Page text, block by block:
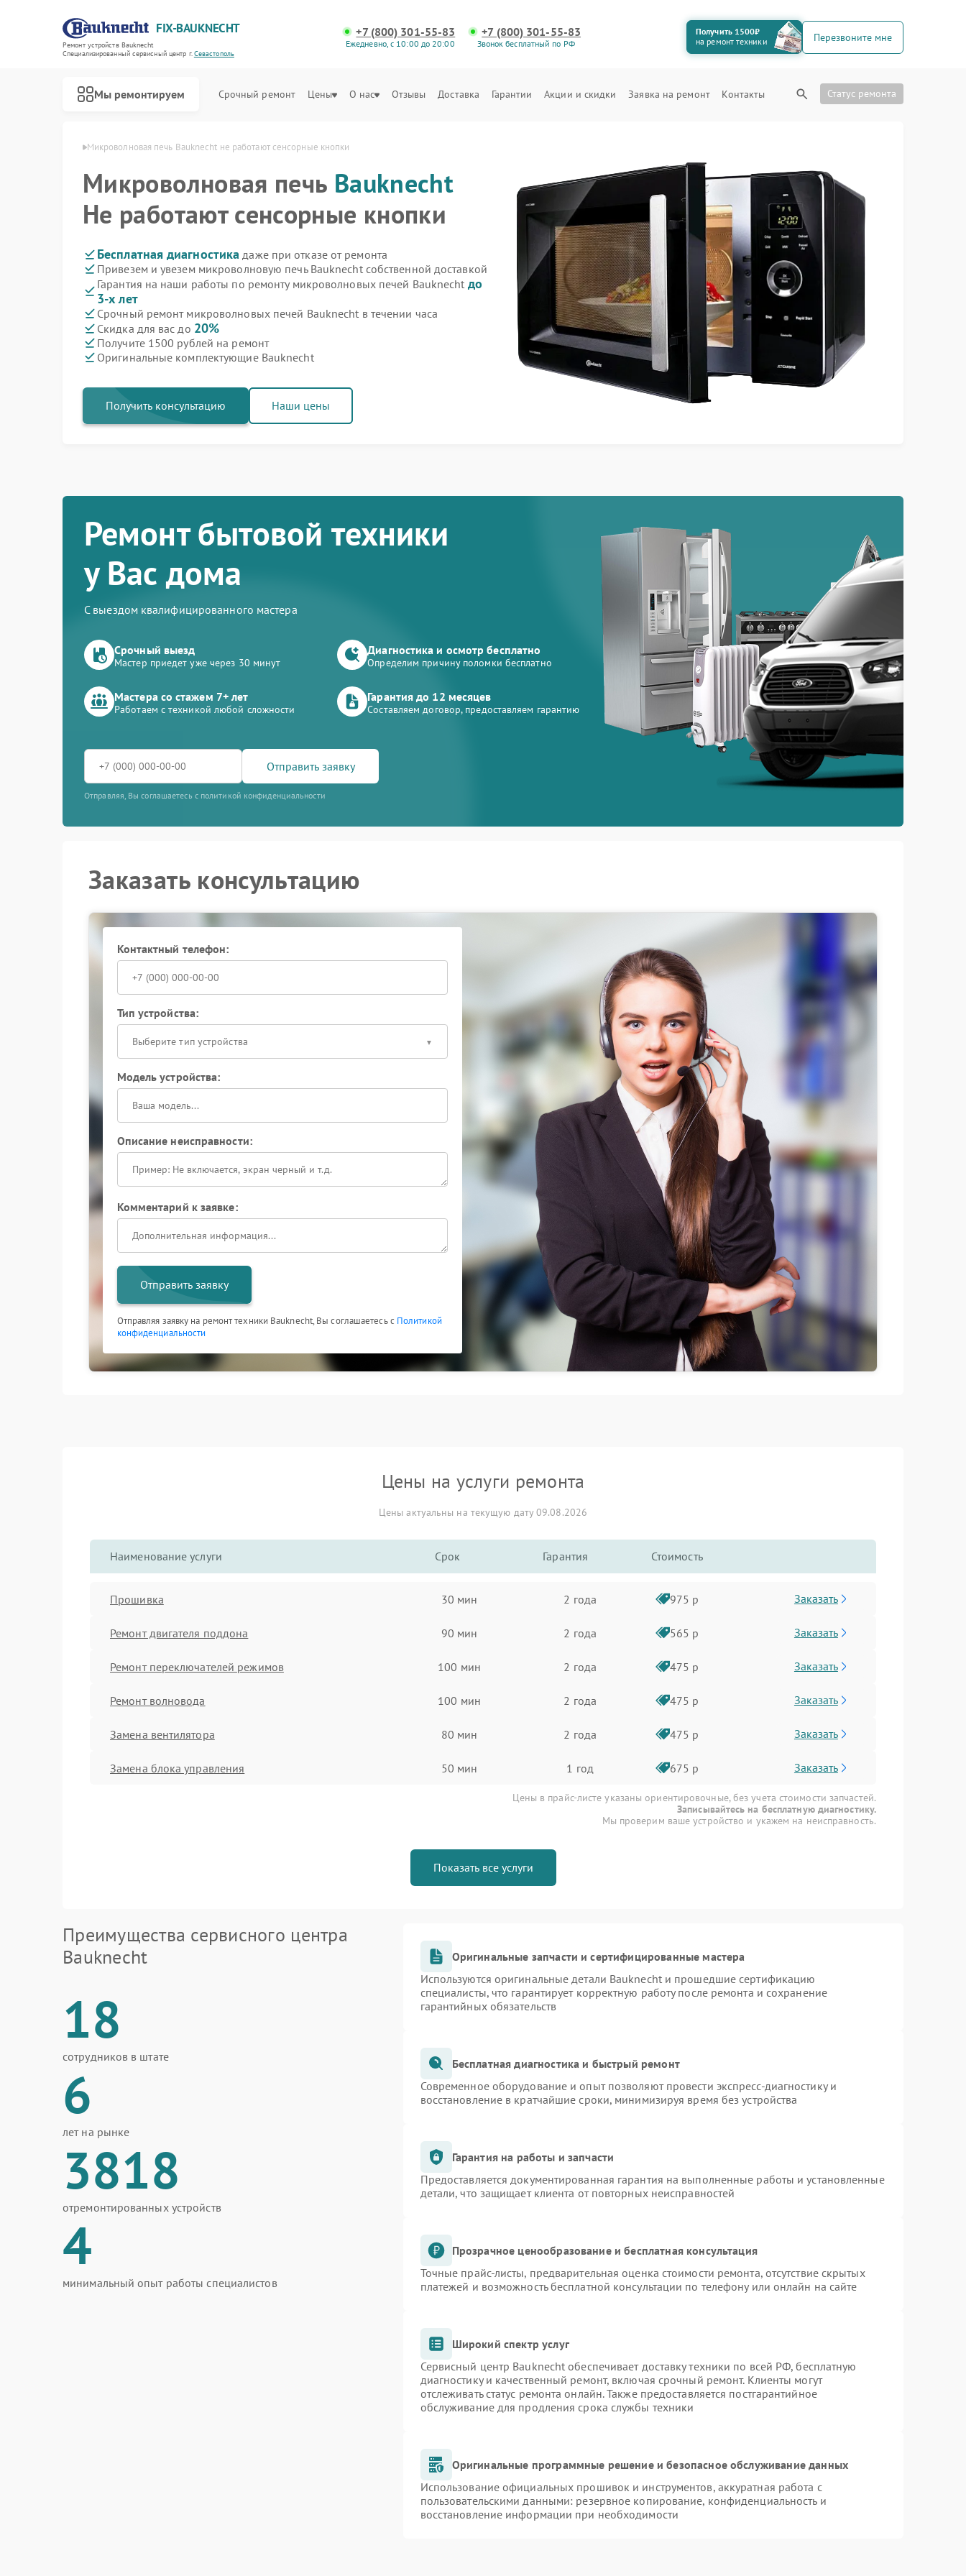
FIX-BAUKNECHT
Ремонт устройств Bauknecht
Специализированный cервисный центр г.Севастополь
+7 (800) 301-55-83
Ежедневно, с 10:00 до 20:00
+7 (800) 301-55-83
Звонок бесплатный по РФ
Получить 1500₽
на ремонт техники
Перезвоните мне
Мы ремонтируем Срочный ремонт Цены О нас Отзывы Доставка Гарантии Акции и скидки Заявка на ремонт Контакты Статус ремонта
Микроволновая печь Bauknecht не работают сенсорные кнопки
Микроволновая печь Bauknecht
Не работают сенсорные кнопки
Бесплатная диагностика даже при отказе от ремонта
Привезем и увезем микроволновую печь Bauknecht собственной доставкой
Гарантия на наши работы по ремонту микроволновых печей Bauknecht до
3-х лет
Срочный ремонт микроволновых печей Bauknecht в течении часа
Скидка для вас до 20%
Получите 1500 рублей на ремонт
Оригинальные комплектующие Bauknecht
Получить консультацию Наши цены
Ремонт бытовой техники
у Вас дома
С выездом квалифицированного мастера
Срочный выезд
Мастер приедет уже через 30 минут
Диагностика и осмотр бесплатно
Определим причину поломки бесплатно
Мастера со стажем 7+ лет
Работаем с техникой любой сложности
Гарантия до 12 месяцев
Составляем договор, предоставляем гарантию
Отправить заявку
Отправляя, Вы соглашаетесь с политикой конфиденциальности
Заказать консультацию
Контактный телефон:
Тип устройства:
Выберите тип устройства
Модель устройства:
Описание неисправности:
Комментарий к заявке:
Отправить заявку
Отправляя заявку на ремонт техники Bauknecht, Вы соглашаетесь с Политикой
конфиденциальности
Цены на услуги ремонта
Цены актуальны на текущую дату 09.08.2026
Наименование услуги Срок Гарантия Стоимость
Прошивка 30 мин 2 года 975 р Заказать
Ремонт двигателя поддона 90 мин 2 года 565 р Заказать
Ремонт переключателей режимов 100 мин 2 года 475 р Заказать
Ремонт волновода 100 мин 2 года 475 р Заказать
Замена вентилятора 80 мин 2 года 475 р Заказать
Замена блока управления 50 мин 1 год 675 р Заказать
Цены в прайс-листе указаны ориентировочные, без учета стоимости запчастей.
Записывайтесь на бесплатную диагностику.
Мы проверим ваше устройство и укажем на неисправность.
Показать все услуги
Преимущества сервисного центра
Bauknecht
18
сотрудников в штате
6
лет на рынке
3818
отремонтированных устройств
4
минимальный опыт работы специалистов
Оригинальные запчасти и сертифицированные мастера
Используются оригинальные детали Bauknecht и прошедшие сертификацию
специалисты, что гарантирует корректную работу после ремонта и сохранение
гарантийных обязательств
Бесплатная диагностика и быстрый ремонт
Современное оборудование и опыт позволяют провести экспресс-диагностику и
восстановление в кратчайшие сроки, минимизируя время без устройства
Гарантия на работы и запчасти
Предоставляется документированная гарантия на выполненные работы и установленные
детали, что защищает клиента от повторных неисправностей
Прозрачное ценообразование и бесплатная консультация
Точные прайс-листы, предварительная оценка стоимости ремонта, отсутствие скрытых
платежей и возможность бесплатной консультации по телефону или онлайн на сайте
Широкий спектр услуг
Сервисный центр Bauknecht обеспечивает доставку техники по всей РФ, бесплатную
диагностику и качественный ремонт, включая срочный ремонт. Клиенты могут
отслеживать статус ремонта онлайн. Также предоставляется постгарантийное
обслуживание для продления срока службы техники
Оригинальные программные решение и безопасное обслуживание данных
Использование официальных прошивок и инструментов, аккуратная работа с
пользовательскими данными: резервное копирование, конфиденциальность и
восстановление информации при необходимости